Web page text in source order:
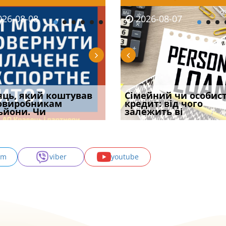
06
встановив для
шкоди
2026-08-06
Документи, на яких не
проставляється
апостиль: пер
08-08
який коштував
Чи
2026-08-07
Огляд практики ВС від
Ростислава Кравця, що
опублі
2026-08-05
потрібна ФОП
у 2026 році:
засто
2026-08-07
Сімейний чи
кредит: від чого
залежить ві
2026-07-30
Восьмий ААС
підтвердив, що
може скас
viber youtube